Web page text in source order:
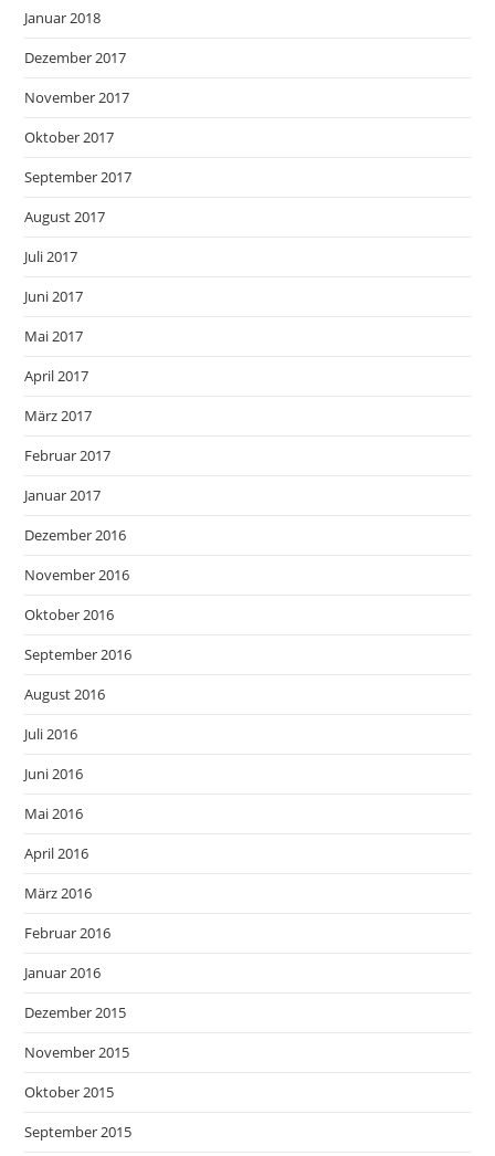
Januar 2018
Dezember 2017
November 2017
Oktober 2017
September 2017
August 2017
Juli 2017
Juni 2017
Mai 2017
April 2017
März 2017
Februar 2017
Januar 2017
Dezember 2016
November 2016
Oktober 2016
September 2016
August 2016
Juli 2016
Juni 2016
Mai 2016
April 2016
März 2016
Februar 2016
Januar 2016
Dezember 2015
November 2015
Oktober 2015
September 2015